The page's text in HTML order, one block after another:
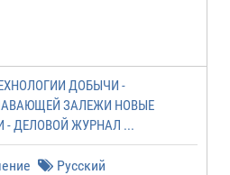
ДОБЫЧИ -
ЗАЛЕЖИ НОВЫЕ
- ДЕЛОВОЙ ЖУРНАЛ ...
Русский